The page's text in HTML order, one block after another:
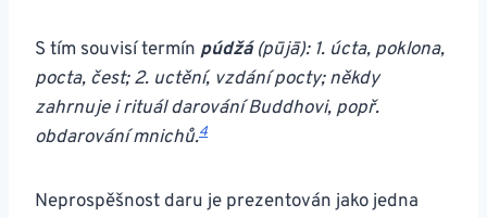
S tím souvisí termín púdžá(pūjā): 1. úcta, poklona,
pocta, čest; 2. uctění, vzdání pocty; někdy
zahrnuje i rituál darování Buddhovi, popř.
obdarování mnichů.4
Neprospěšnost daru je prezentován jako jedna